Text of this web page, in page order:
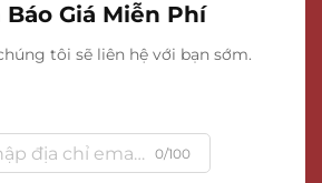
Báo Giá Miễn Phí
tôi sẽ liên hệ với bạn sớm.
0/100